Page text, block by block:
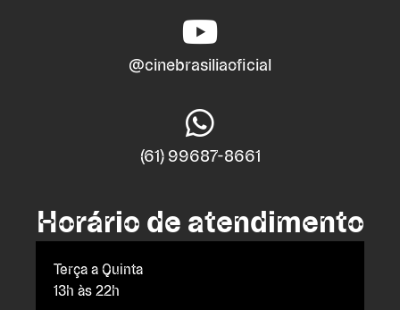
@cinebrasiliaoficial
(61) 99687-8661
Horário de atendimento
Terça a Quinta
13h às 22h